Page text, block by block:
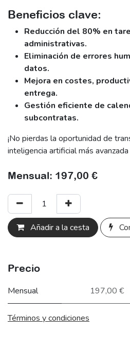
Beneficios clave:
Reducción del 80% en
administrativas.
Eliminación de errores
datos.
Mejora en costes,
entrega.
Gestión eficiente de
subcontratas.
¡No pierdas la oportunidad de
inteligencia artificial más
Mensual: 197,00 €
Añadir a la cesta
Precio
Mensual 197,00 €
Términos y condiciones